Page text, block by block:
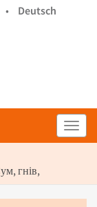
•
Deutsch